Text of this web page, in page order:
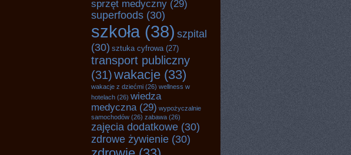
sprzęt medyczny (29)
superfoods (30)
szkoła (38) szpital
(30) sztuka cyfrowa(27)
transport publiczny
(31)wakacje (33)
wakacje z dziećmi (26) wellness w
hotelach (26) wiedza
medyczna (29) wypożyczalnie
samochodów (26) zabawa (26)
zajęcia dodatkowe (30)
zdrowe żywienie (30)